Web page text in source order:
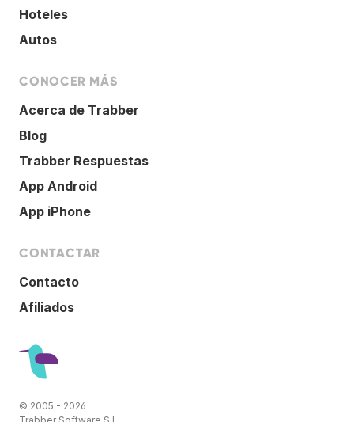
Hoteles
Autos
CONOCER MÁS
Acerca de Trabber
Blog
Trabber Respuestas
App Android
App iPhone
CONTACTAR
Contacto
Afiliados
© 2005 - 2026